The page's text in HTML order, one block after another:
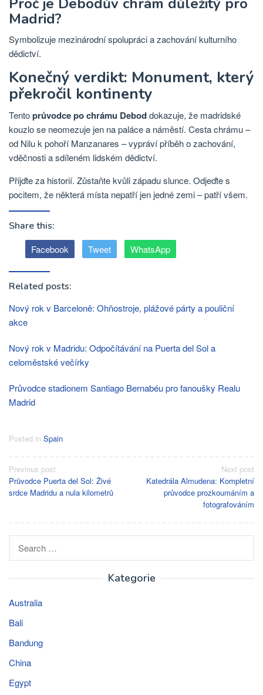
Madrid?
Symbolizuje mezinárodní spolupráci a zachování kulturního
dědictví.
Konečný verdikt: Monument, který
překročil kontinenty
Tentoprůvodce po chrámu Deboddokazuje, že madridské
kouzlo se neomezuje jen na paláce a náměstí. Cesta chrámu –
od Nilu k pohoří Manzanares – vypráví příběh o zachování,
vděčnosti a sdíleném lidském dědictví.
Přijďte za historií. Zůstaňte kvůli západu slunce. Odjeďte s
pocitem, že některá místa nepatří jen jedné zemi – patří všem.
Share this:
Facebook Tweet WhatsApp
Related posts:
Nový rok v Barceloně: Ohňostroje, plážové párty a pouliční
akce
Nový rok v Madridu: Odpočítávání na Puerta del Sol a
celoměstské večírky
Průvodce stadionem Santiago Bernabéu pro fanoušky Realu
Madrid
Posted in Spain
Post
navigation
Previous post
Průvodce Puerta del Sol: Živé
srdce Madridu a nula kilometrů
Next post
Katedrála Almudena: Kompletní
průvodce prozkoumáním a
fotografováním
for:
Kategorie
Australia
Bali
Bandung
China
Egypt